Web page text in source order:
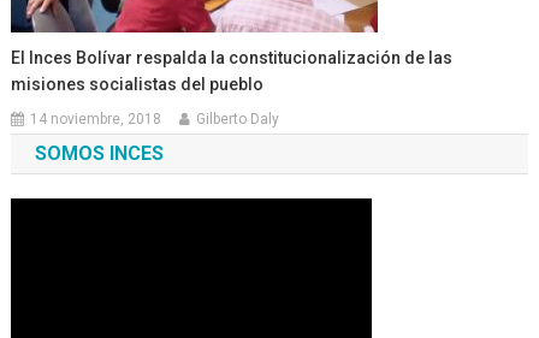
El Inces Bolívar respalda la constitucionalización de las
misiones socialistas del pueblo
14 noviembre, 2018 Gilberto Daly
SOMOS INCES